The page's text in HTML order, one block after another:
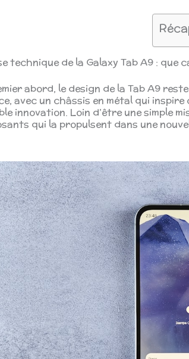
technique de la Galaxy Tab A9 : que
abord, le design de la Tab A9
avec un châssis en métal qui
innovation. Loin d’être une simple
qui la propulsent dans une